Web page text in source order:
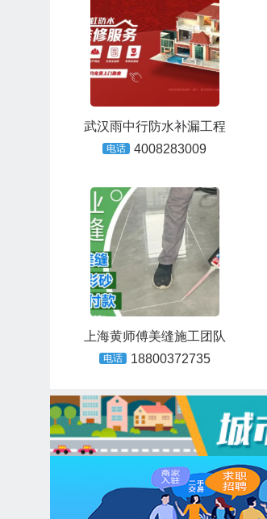
武汉雨中行防水补漏工程
电话 4008283009
上海黄师傅美缝施工团队
电话 18800372735